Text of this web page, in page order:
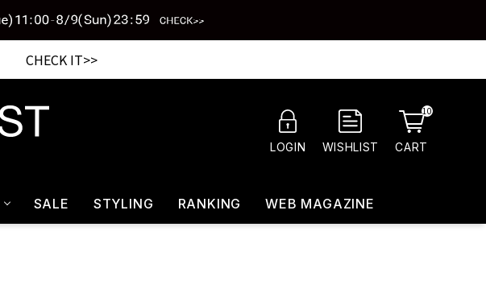
CHECK IT>>
LOGIN WISHLIST CART
10
SALE STYLING RANKING WEB MAGAZINE